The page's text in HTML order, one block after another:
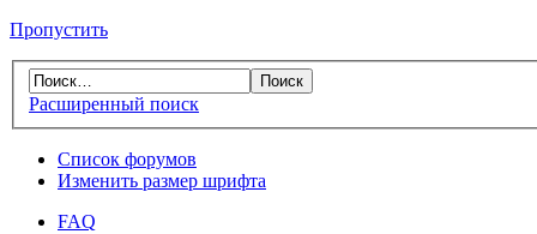
Пропустить
Расширенный поиск
Список форумов
Изменить размер шрифта
FAQ